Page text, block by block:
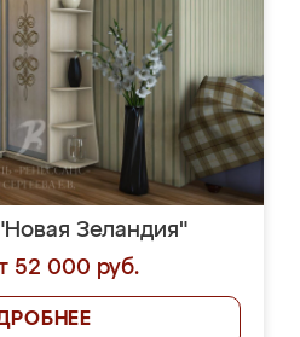
Зеландия"
52 000 руб.